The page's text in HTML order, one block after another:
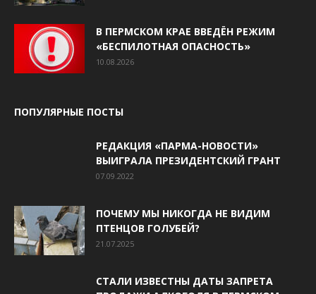
В ПЕРМСКОМ КРАЕ ВВЕДЁН РЕЖИМ
«БЕСПИЛОТНАЯ ОПАСНОСТЬ»
10.08.2026
ПОПУЛЯРНЫЕ ПОСТЫ
РЕДАКЦИЯ «ПАРМА-НОВОСТИ»
ВЫИГРАЛА ПРЕЗИДЕНТСКИЙ ГРАНТ
07.09.2022
ПОЧЕМУ МЫ НИКОГДА НЕ ВИДИМ
ПТЕНЦОВ ГОЛУБЕЙ?
21.07.2025
СТАЛИ ИЗВЕСТНЫ ДАТЫ ЗАПРЕТА